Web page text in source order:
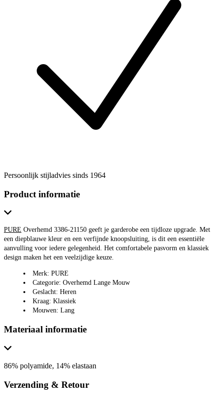
Persoonlijk stijladvies sinds 1964
Product informatie
PURE Overhemd 3386-21150 geeft je garderobe een tijdloze upgrade. Met
een diepblauwe kleur en een verfijnde knoopsluiting, is dit een essentiële
aanvulling voor iedere gelegenheid. Het comfortabele pasvorm en klassiek
design maken het een veelzijdige keuze.
Merk: PURE
Categorie: Overhemd Lange Mouw
Geslacht: Heren
Kraag: Klassiek
Mouwen: Lang
Materiaal informatie
86% polyamide, 14% elastaan
Verzending & Retour